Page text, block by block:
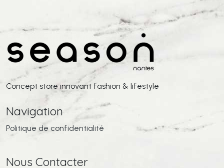
Concept store innovant fashion & lifestyle
Navigation
Politique de confidentialité
Nous Contacter